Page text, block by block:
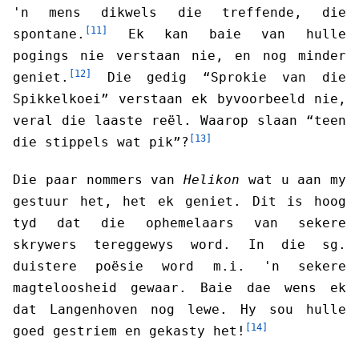
'n mens dikwels die treffende, die
spontane.
[11]
Ek kan baie van hulle
pogings nie verstaan nie, en nog minder
geniet.
[12]
Die gedig “Sprokie van die
Spikkelkoei” verstaan ek byvoorbeeld nie,
veral die laaste reël. Waarop slaan “teen
die stippels wat pik”?
[13]
Die paar nommers van Helikon wat u aan my
gestuur het, het ek geniet. Dit is hoog
tyd dat die ophemelaars van sekere
skrywers tereggewys word. In die sg.
duistere poësie word m.i. 'n sekere
magteloosheid gewaar. Baie dae wens ek
dat Langenhoven nog lewe. Hy sou hulle
goed gestriem en gekasty het!
[14]